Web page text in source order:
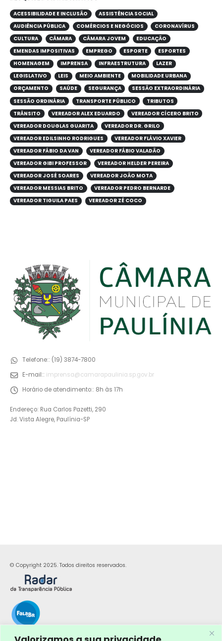
ACESSIBILIDADE E INCLUSÃO
ASSISTÊNCIA SOCIAL
AUDIÊNCIA PÚBLICA
COMÉRCIOS E NEGÓCIOS
CORONAVÍRUS
CULTURA
CÂMARA CÂMARA JOVEM
EDUCAÇÃO
EMENDAS IMPOSITIVAS
EMPREGO ESPORTE
ESPORTES
HOMENAGEM
IMPRENSA INFRAESTRUTURA
LAZER
LEGISLATIVO
LEIS MEIO AMBIENTE
MOBILIDADE URBANA
ORÇAMENTO
SAÚDE SEGURANÇA
SESSÃO EXTRAORDINÁRIA
SESSÃO ORDINÁRIA
TRANSPORTE PÚBLICO
TRIBUTOS
TRÂNSITO
VEREADOR ALEX EDUARDO
VEREADOR CÍCERO BRITO
VEREADOR DOUGLAS GUARITA
VEREADOR DR. GRILO
VEREADOR EDILSINHO RODRIGUES
VEREADOR FLÁVIO XAVIER
VEREADOR FÁBIO DA VAN
VEREADOR FÁBIO VALADÃO
VEREADOR GIBI PROFESSOR
VEREADOR HELDER PEREIRA
VEREADOR JOSÉ SOARES
VEREADOR JOÃO MOTA
VEREADOR MESSIAS BRITO
VEREADOR PEDRO BERNARDE
VEREADOR TIGUILA PAES
VEREADOR ZÉ COCO
Telefone:: (19) 3874-7800
E-mail:: imprensa@camarapaulinia.sp.gov.br
Horário de atendimento:: 8h às 17h
Endereço: Rua Carlos Pazetti, 290
Jd. Vista Alegre, Paulínia-SP
© Copyright 2025. Todos direitos reservados.